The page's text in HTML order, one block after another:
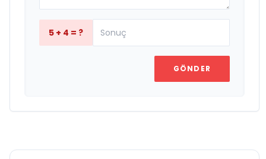
5 + 4 = ?
GÖNDER